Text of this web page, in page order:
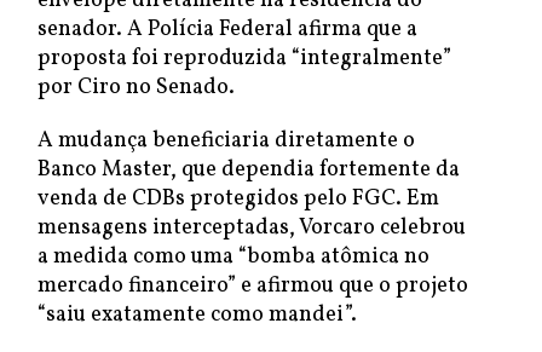
senador. A Polícia Federal afirma que a
proposta foi reproduzida “integralmente”
por Ciro no Senado.
A mudança beneficiaria diretamente o
Banco Master, que dependia fortemente da
venda de CDBs protegidos pelo FGC. Em
mensagens interceptadas, Vorcaro celebrou
a medida como uma “bomba atômica no
mercado financeiro” e afirmou que o projeto
“saiu exatamente como mandei”.